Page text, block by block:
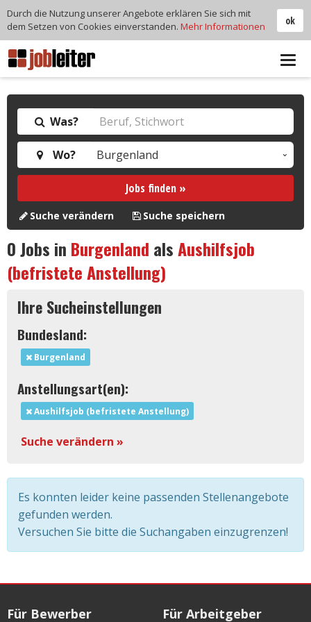
Was?
Wo?
Jobs finden »
Suche verändern Suche speichern
0Jobs in Burgenland alsAushilfsjob
(befristete Anstellung)
Ihre Sucheinstellungen
Bundesland:
Burgenland
Anstellungsart(en):
Aushilfsjob (befristete Anstellung)
Suche verändern »
Es konnten leider keine passenden Stellenangebote
gefunden werden.
Versuchen Sie bitte die Suchangaben einzugrenzen!
Für Bewerber Für Arbeitgeber
ok
Durch die Nutzung unserer Angebote erklären Sie sich mit
dem Setzen von Cookies einverstanden. Mehr Informationen